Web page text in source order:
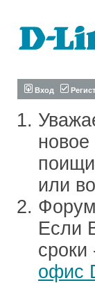
Вход
или
Если
офис